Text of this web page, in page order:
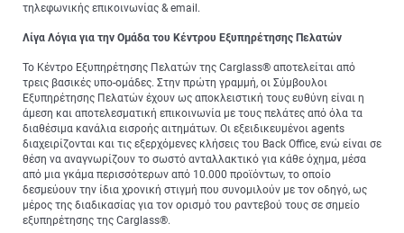
τηλεφωνικής επικοινωνίας & email.
Λίγα Λόγια για την Ομάδα του Κέντρου Εξυπηρέτησης Πελατών
Το Κέντρο Εξυπηρέτησης Πελατών της Carglass® αποτελείται από
τρεις βασικές υπο-ομάδες. Στην πρώτη γραμμή, οι Σύμβουλοι
Εξυπηρέτησης Πελατών έχουν ως αποκλειστική τους ευθύνη είναι η
άμεση και αποτελεσματική επικοινωνία με τους πελάτες από όλα τα
διαθέσιμα κανάλια εισροής αιτημάτων. Οι εξειδικευμένοι agents
διαχειρίζονται και τις εξερχόμενες κλήσεις του Back Office, ενώ είναι σε
θέση να αναγνωρίζουν το σωστό ανταλλακτικό για κάθε όχημα, μέσα
από μια γκάμα περισσότερων από 10.000 προϊόντων, το οποίο
δεσμεύουν την ίδια χρονική στιγμή που συνομιλούν με τον οδηγό, ως
μέρος της διαδικασίας για τον ορισμό του ραντεβού τους σε σημείο
εξυπηρέτησης της Carglass®.